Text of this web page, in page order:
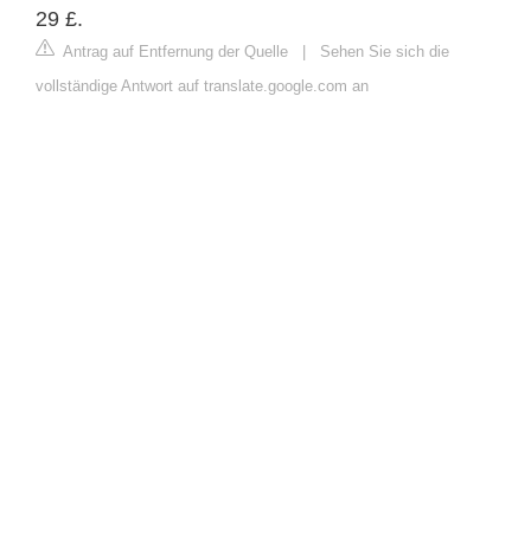
29 £.
Antrag auf Entfernung der Quelle | Sehen Sie sich die
vollständige Antwort auf translate.google.com an